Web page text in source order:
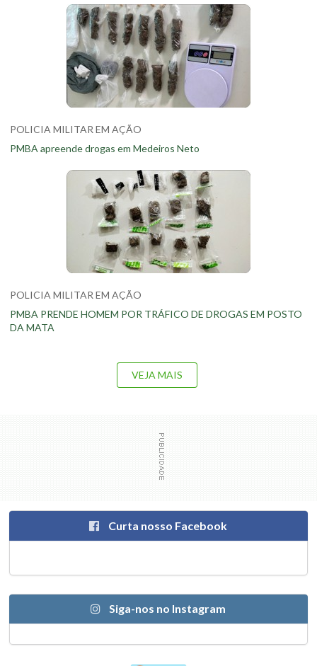
POLICIA MILITAR EM AÇÃO
PMBA apreende drogas em Medeiros Neto
POLICIA MILITAR EM AÇÃO
PMBA PRENDE HOMEM POR TRÁFICO DE DROGAS EM POSTO
DA MATA
VEJA MAIS
Curta nosso Facebook
Siga-nos no Instagram